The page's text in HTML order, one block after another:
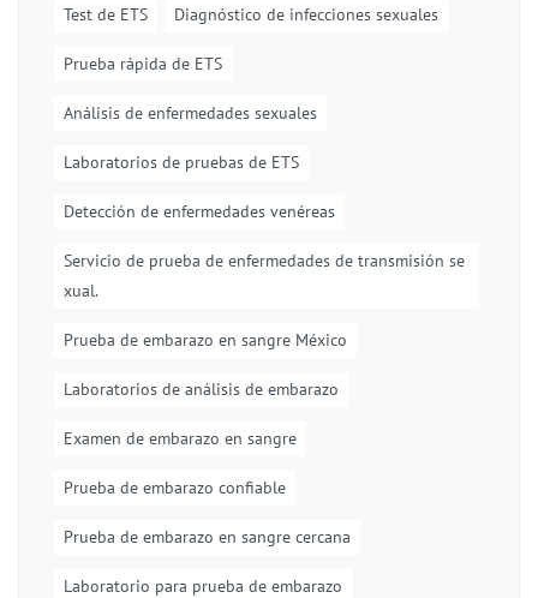
Test de ETS Diagnóstico de infecciones sexuales
Prueba rápida de ETS
Análisis de enfermedades sexuales
Laboratorios de pruebas de ETS
Detección de enfermedades venéreas
Servicio de prueba de enfermedades de transmisión se
xual.
Prueba de embarazo en sangre México
Laboratorios de análisis de embarazo
Examen de embarazo en sangre
Prueba de embarazo confiable
Prueba de embarazo en sangre cercana
Laboratorio para prueba de embarazo